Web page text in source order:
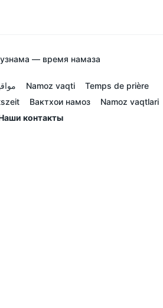
— время намаза
Namoz vaqti
Temps de prière
Вактхои намоз
Namoz vaqtlari
контакты